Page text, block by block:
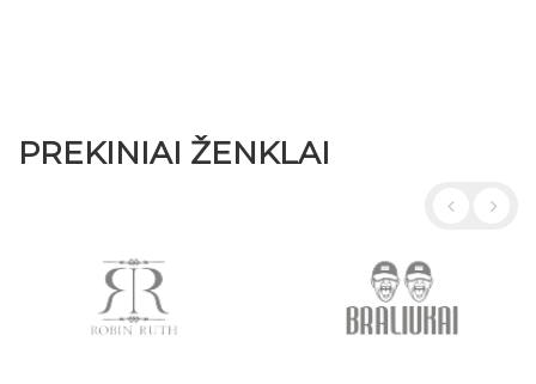
PREKINIAI ŽENKLAI